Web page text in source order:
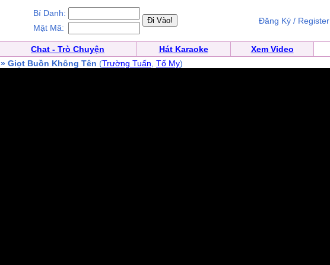
Bí Danh:
Mật Mã:
Đăng Ký / Register
Chat - Trò Chuyện Hát Karaoke Xem Video
» Giọt Buồn Không Tên (Trường Tuấn Tố My)